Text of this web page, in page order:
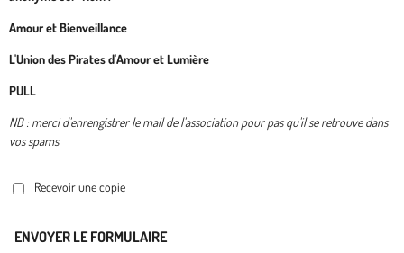
Amour et Bienveillance
L'Union des Pirates d'Amour et Lumière
PULL
NB : merci d'enrengistrer le mail de l'association pour pas qu'il se retrouve dans
vos spams
Recevoir une copie
ENVOYER LE FORMULAIRE